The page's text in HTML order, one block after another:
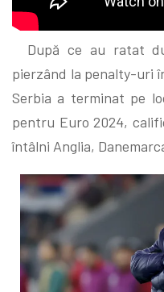
După ce au ratat
pierzând la penalty-uri
Serbia a terminat pe
pentru Euro 2024,
întâlni Anglia,